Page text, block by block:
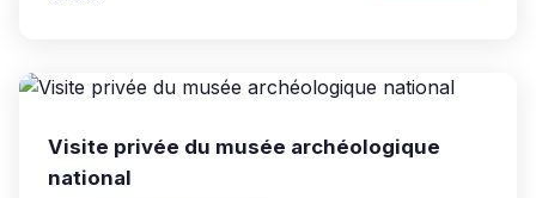
Visite privée du musée archéologique
national